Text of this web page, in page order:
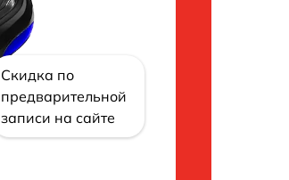
Скидка по
предварительной
записи на сайте